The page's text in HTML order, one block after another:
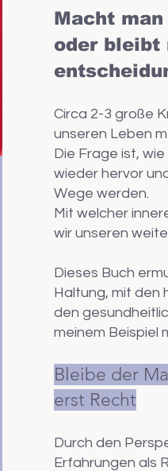
Macht
oder bleibt
Circa 2-3 große
unseren Leben
Die Frage ist,
wieder hervor
Wege werden.
Mit welcher
wir unseren
Dieses Buch
Haltung,mit den
den
meinem Beispiel
Bleibe der
erst Recht
Durch den
Erfahrungen als